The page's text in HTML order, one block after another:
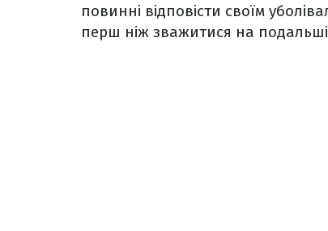
повинні відповісти своїм
перш ніж зважитися на